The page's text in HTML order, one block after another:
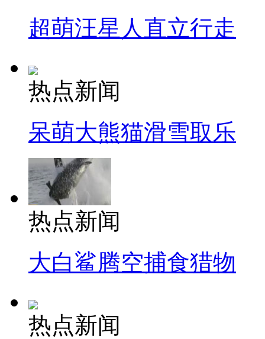
超萌汪星人直立行走
热点新闻
呆萌大熊猫滑雪取乐
热点新闻
大白鲨腾空捕食猎物
热点新闻